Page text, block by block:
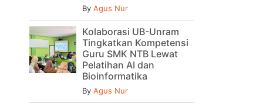
By Agus Nur
Kolaborasi UB-Unram
Tingkatkan Kompetensi
Guru SMK NTB Lewat
Pelatihan AI dan
Bioinformatika
By Agus Nur